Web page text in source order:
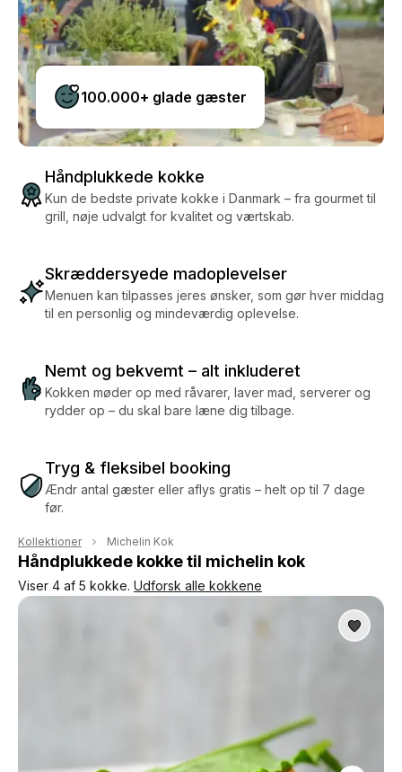
Håndplukkede kokke
Kun de bedste private kokke i Danmark – fra gourmet til
grill, nøje udvalgt for kvalitet og værtskab.
Skræddersyede madoplevelser
Menuen kan tilpasses jeres ønsker, som gør hver middag
til en personlig og mindeværdig oplevelse.
Nemt og bekvemt – alt inkluderet
Kokken møder op med råvarer, laver mad, serverer og
rydder op – du skal bare læne dig tilbage.
Tryg & fleksibel booking
Ændr antal gæster eller aflys gratis – helt op til 7 dage
før.
100.000+ glade gæster
Kollektioner Michelin Kok
Håndplukkede kokke til michelin kok
Viser 4 af 5 kokke. Udforsk alle kokkene